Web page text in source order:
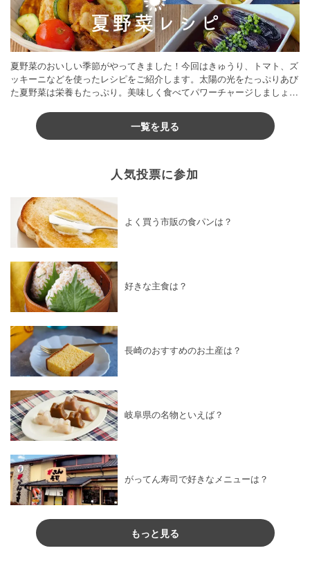
夏野菜のおいしい季節がやってきました！今回はきゅうり、トマト、ズ
ッキーニなどを使ったレシピをご紹介します。太陽の光をたっぷりあび
た夏野菜は栄養もたっぷり。美味しく食べてパワーチャージしましょう
一覧を見る
人気投票に参加
よく買う市販の食パンは？
好きな主食は？
長崎のおすすめのお土産は？
岐阜県の名物といえば？
がってん寿司で好きなメニューは？
もっと見る